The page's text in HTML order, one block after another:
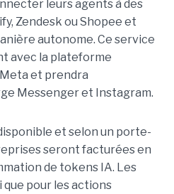
leurs agents à des
Zendesk ou Shopee et
autonome. Ce service
avec la plateforme
et prendra
Messenger et Instagram.
et selon un porte-
seront facturées en
de tokens IA. Les
pour les actions